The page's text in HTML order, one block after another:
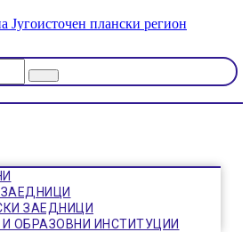
ЗАЕДНИЦИ
ОБРАЗОВНИ ИНСТИТУЦИИ